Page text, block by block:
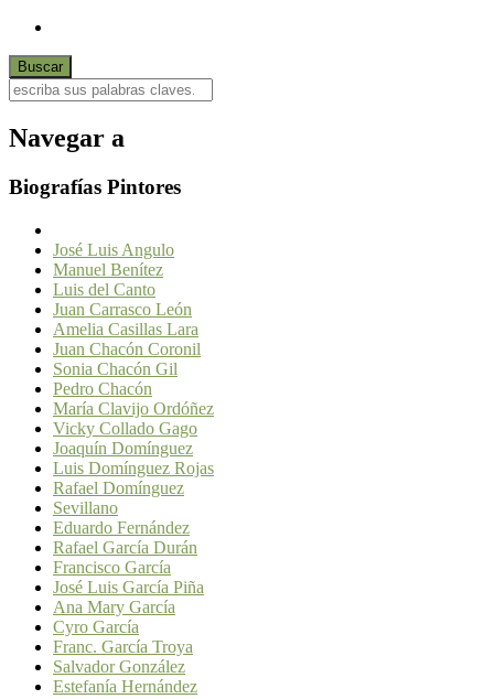
Navegar a
Biografías Pintores
José Luis Angulo
Manuel Benítez
Luis del Canto
Juan Carrasco León
Amelia Casillas Lara
Juan Chacón Coronil
Sonia Chacón Gil
Pedro Chacón
María Clavijo Ordóñez
Vicky Collado Gago
Joaquín Domínguez
Luis Domínguez Rojas
Rafael Domínguez
Sevillano
Eduardo Fernández
Rafael García Durán
Francisco García
José Luis García Piña
Ana Mary García
Cyro García
Franc. García Troya
Salvador González
Estefanía Hernández